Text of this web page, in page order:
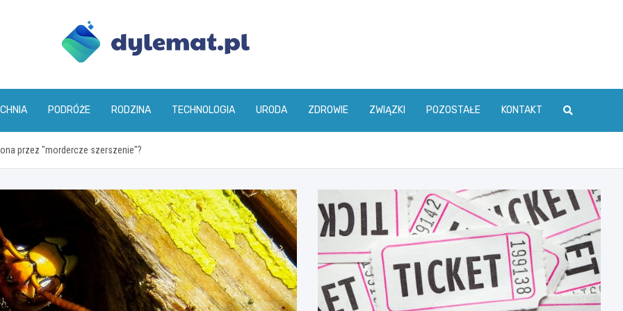
dylemat.pl
PODRÓŻE RODZINA TECHNOLOGIA URODA ZDROWIE ZWIĄZKI POZOSTAŁE KONTAKT
przez "mordercze szerszenie"?